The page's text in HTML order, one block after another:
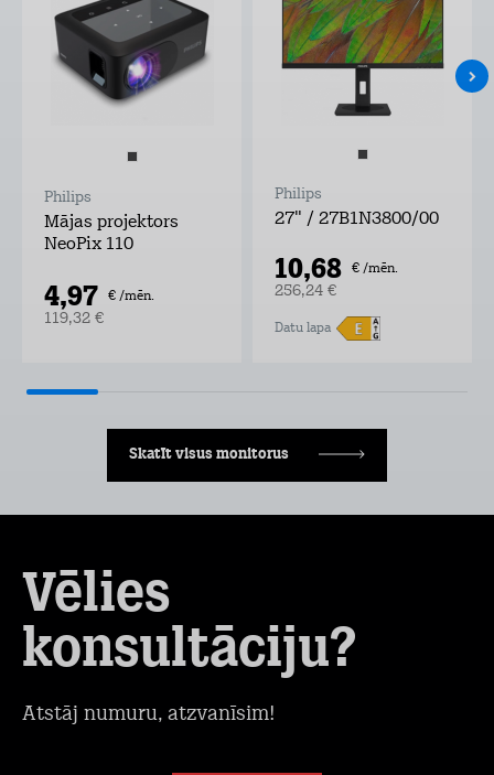
Philips
Mājas projektors
NeoPix 110
4,97 € /mēn.
119,32 €
Philips
27" / 27B1N3800/00
10,68 € /mēn.
256,24 €
Datu lapa
Skatīt visus monitorus
Vēlies
konsultāciju?
Atstāj numuru, atzvanīsim!